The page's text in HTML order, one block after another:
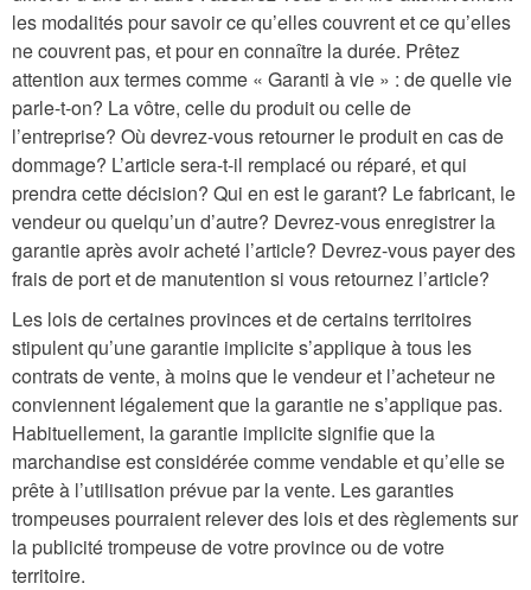
les modalités pour savoir ce qu’elles couvrent et ce qu’elles
ne couvrent pas, et pour en connaître la durée. Prêtez
attention aux termes comme « Garanti à vie » : de quelle vie
parle-t-on? La vôtre, celle du produit ou celle de
l’entreprise? Où devrez-vous retourner le produit en cas de
dommage? L’article sera-t-il remplacé ou réparé, et qui
prendra cette décision? Qui en est le garant? Le fabricant, le
vendeur ou quelqu’un d’autre? Devrez-vous enregistrer la
garantie après avoir acheté l’article? Devrez-vous payer des
frais de port et de manutention si vous retournez l’article?
Les lois de certaines provinces et de certains territoires
stipulent qu’une garantie implicite s’applique à tous les
contrats de vente, à moins que le vendeur et l’acheteur ne
conviennent légalement que la garantie ne s’applique pas.
Habituellement, la garantie implicite signifie que la
marchandise est considérée comme vendable et qu’elle se
prête à l’utilisation prévue par la vente. Les garanties
trompeuses pourraient relever des lois et des règlements sur
la publicité trompeuse de votre province ou de votre
territoire.